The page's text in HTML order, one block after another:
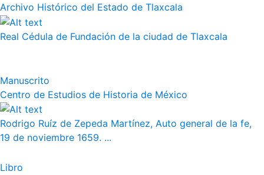
Archivo Histórico del Estado de Tlaxcala
Real Cédula de Fundación de la ciudad de Tlaxcala
Manuscrito
Centro de Estudios de Historia de México
Rodrigo Ruíz de Zepeda Martínez, Auto general de la fe,
19 de noviembre 1659. ...
Libro